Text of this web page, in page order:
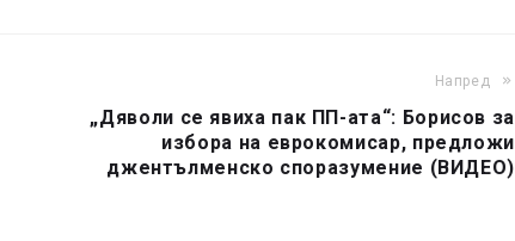
Напред
„Дяволи се явиха пак ПП-ата“: Борисов за
избора на еврокомисар, предложи
джентълменско споразумение (ВИДЕО)